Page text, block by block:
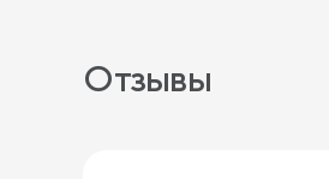
Отзывы